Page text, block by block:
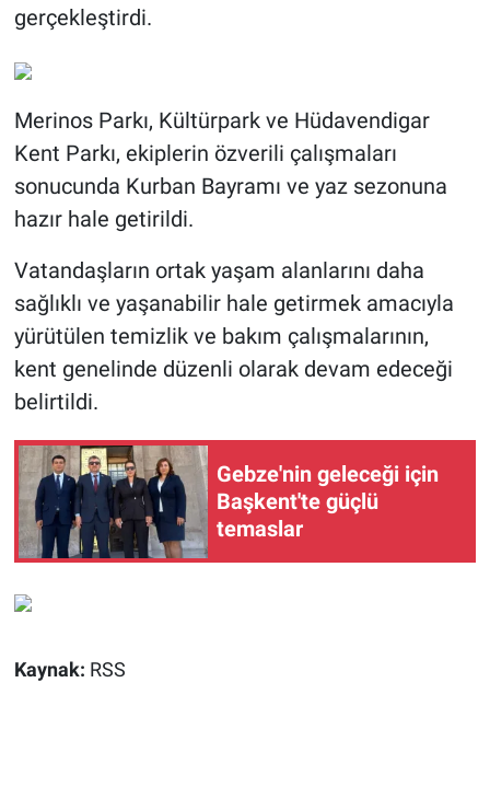
gerçekleştirdi.
Merinos Parkı, Kültürpark ve Hüdavendigar
Kent Parkı, ekiplerin özverili çalışmaları
sonucunda Kurban Bayramı ve yaz sezonuna
hazır hale getirildi.
Vatandaşların ortak yaşam alanlarını daha
sağlıklı ve yaşanabilir hale getirmek amacıyla
yürütülen temizlik ve bakım çalışmalarının,
kent genelinde düzenli olarak devam edeceği
belirtildi.
Gebze'nin geleceği için
Başkent'te güçlü
temaslar
Kaynak: RSS